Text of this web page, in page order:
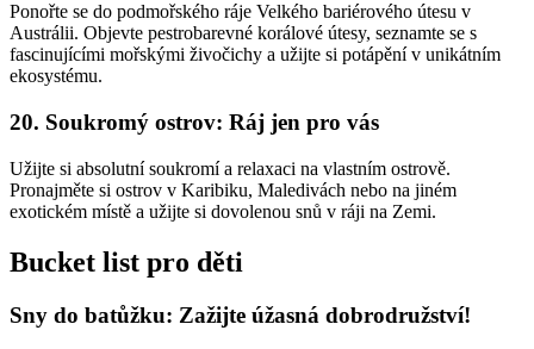
Ponořte se do podmořského ráje Velkého bariérového útesu v
Austrálii. Objevte pestrobarevné korálové útesy, seznamte se s
fascinujícími mořskými živočichy a užijte si potápění v unikátním
ekosystému.
20. Soukromý ostrov: Ráj jen pro vás
Užijte si absolutní soukromí a relaxaci na vlastním ostrově.
Pronajměte si ostrov v Karibiku, Maledivách nebo na jiném
exotickém místě a užijte si dovolenou snů v ráji na Zemi.
Bucket list pro děti
Sny do batůžku: Zažijte úžasná dobrodružství!